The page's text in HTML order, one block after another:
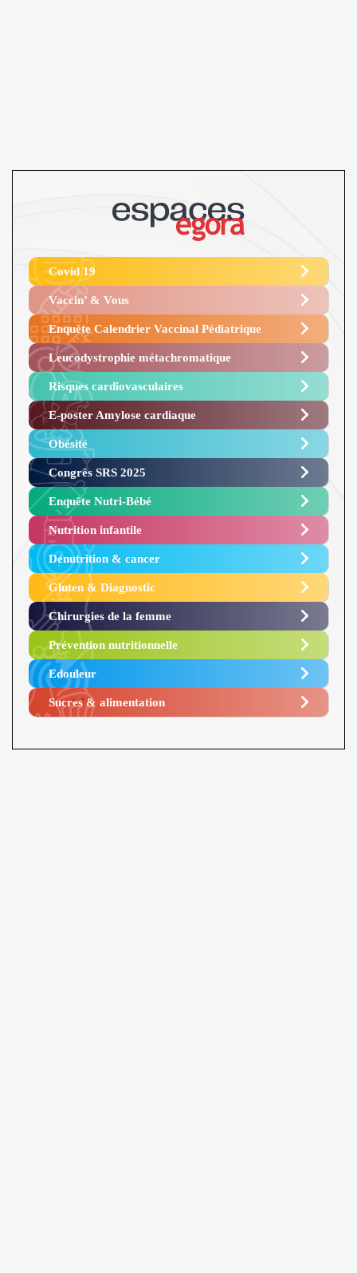
Covid 19
Vaccin’ & Vous
Enquête Calendrier Vaccinal Pédiatrique
Leucodystrophie métachromatique
Risques cardiovasculaires
E-poster Amylose cardiaque ​
Obésité ​
Congrès SRS 2025 ​
Enquête Nutri-Bébé ​
Nutrition infantile
Dénutrition & cancer
Gluten & Diagnostic
Chirurgies de la femme
Prévention nutritionnelle
Edouleur​
Sucres & alimentation​